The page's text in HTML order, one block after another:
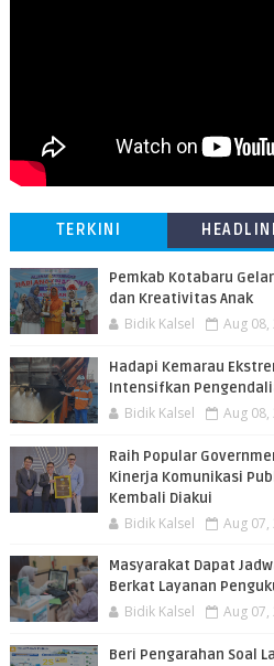
TERKINI
Pemkab Kotabaru
dan Kreativitas Anak
Bidik Kalsel Aug 08,
​Hadapi Kemarau
Intensifkan
Bidik Kalsel Aug 08,
Raih Popular
Kinerja Komunikasi
Kembali Diakui
Bidik Kalsel Aug 07,
Masyarakat Dapat
Berkat Layanan
Bidik Kalsel Aug 07,
Beri Pengarahan Soal